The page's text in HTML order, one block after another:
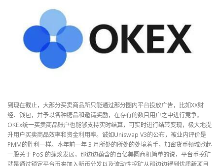
到现在截止，大部分买卖商品所只能通过部分圈内平台投放广告，比如XX财
经、钱包，并予以各种糖品和邀请奖励，在存有的数目用户之中进行竞争。
OKEx统一买卖商品账户也能够支持实时结算，可实时进行结转变现，极大地提
升用户买卖商品效率和资金利用率。诚如Uniswap V3的公布，被业内评价是
PMM的胜利一样。本年前一年 3 月所处的所处的处境着手，加密货币领域掀起
一股关于 PoS 的蓬焕发展，那边边蕴含的百亿美圆商机简单的说，平台币挖矿
就是通过锁定平台币来加入新币分发以及流动性挖矿从那边边得到优质新项目